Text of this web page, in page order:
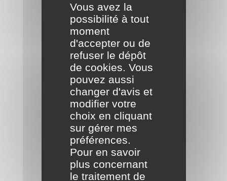
Vous avez la
possibilité à tout
moment
d'accepter ou de
refuser le dépôt
de cookies. Vous
pouvez aussi
changer d'avis et
modifier votre
choix en cliquant
sur gérer mes
préférences.
Pour en savoir
plus concernant
le traitement de